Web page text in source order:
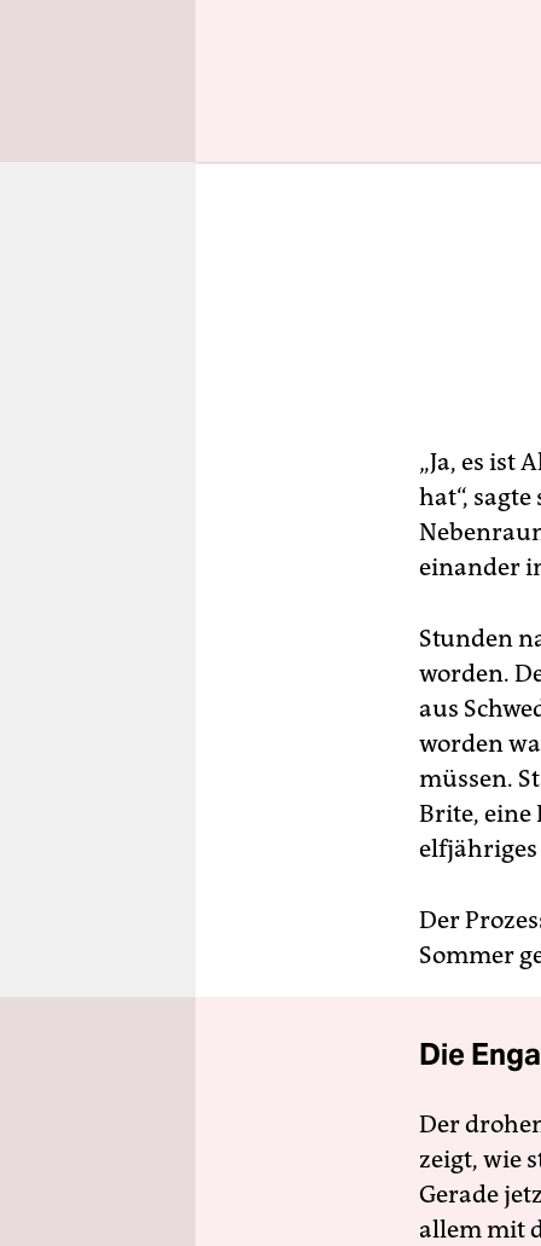
„Ja, es ist
hat“,
einander
Stunden
worden.
aus
worden
müssen.
Brite, eine
Der
Sommer
Die
Der
zeigt, wie
Gerade
allem mit